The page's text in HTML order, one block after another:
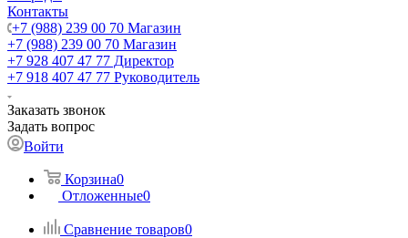
Контакты
+7 (988) 239 00 70 Магазин
+7 (988) 239 00 70 Магазин
+7 928 407 47 77 Директор
+7 918 407 47 77 Руководитель
Заказать звонок
Задать вопрос
Войти
Корзина0
Отложенные0
Сравнение товаров0